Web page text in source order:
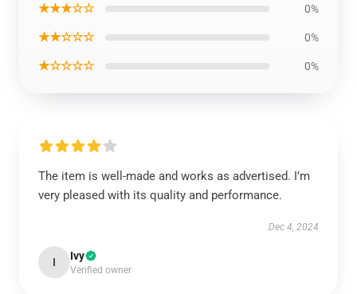
★★★☆☆ 0%
★★☆☆☆ 0%
★☆☆☆☆ 0%
The item is well-made and works as advertised. I’m
very pleased with its quality and performance.
Dec 4, 2024
I Ivy
Verified owner